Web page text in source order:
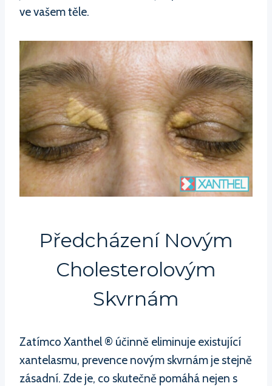
ve vašem těle.
Předcházení Novým
Cholesterolovým
Skvrnám
Zatímco Xanthel ® účinně eliminuje existující
xantelasmu, prevence novým skvrnám je stejně
zásadní. Zde je, co skutečně pomáhá nejen s